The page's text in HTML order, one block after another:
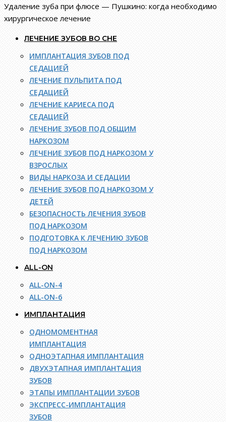
Удаление зуба при флюсе — Пушкино: когда необходимо
хирургическое лечение
ЛЕЧЕНИЕ ЗУБОВ ВО СНЕ
ИМПЛАНТАЦИЯ ЗУБОВ ПОД
СЕДАЦИЕЙ
ЛЕЧЕНИЕ ПУЛЬПИТА ПОД
СЕДАЦИЕЙ
ЛЕЧЕНИЕ КАРИЕСА ПОД
СЕДАЦИЕЙ
ЛЕЧЕНИЕ ЗУБОВ ПОД ОБЩИМ
НАРКОЗОМ
ЛЕЧЕНИЕ ЗУБОВ ПОД НАРКОЗОМ У
ВЗРОСЛЫХ
ВИДЫ НАРКОЗА И СЕДАЦИИ
ЛЕЧЕНИЕ ЗУБОВ ПОД НАРКОЗОМ У
ДЕТЕЙ
БЕЗОПАСНОСТЬ ЛЕЧЕНИЯ ЗУБОВ
ПОД НАРКОЗОМ
ПОДГОТОВКА К ЛЕЧЕНИЮ ЗУБОВ
ПОД НАРКОЗОМ
ALL-ON
ALL-ON-4
ALL-ON-6
ИМПЛАНТАЦИЯ
ОДНОМОМЕНТНАЯ
ИМПЛАНТАЦИЯ
ОДНОЭТАПНАЯ ИМПЛАНТАЦИЯ
ДВУХЭТАПНАЯ ИМПЛАНТАЦИЯ
ЗУБОВ
ЭТАПЫ ИМПЛАНТАЦИИ ЗУБОВ
ЭКСПРЕСС-ИМПЛАНТАЦИЯ
ЗУБОВ